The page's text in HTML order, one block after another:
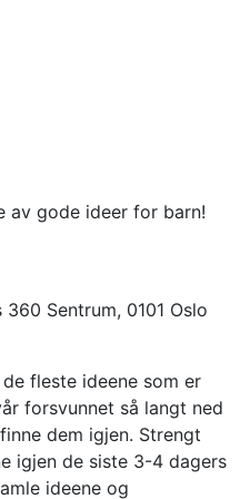
av gode ideer for barn!
Sentrum, 0101 Oslo
fleste ideene som er
forsvunnet så langt ned
dem igjen. Strengt
igjen de siste 3-4 dagers
ideene og